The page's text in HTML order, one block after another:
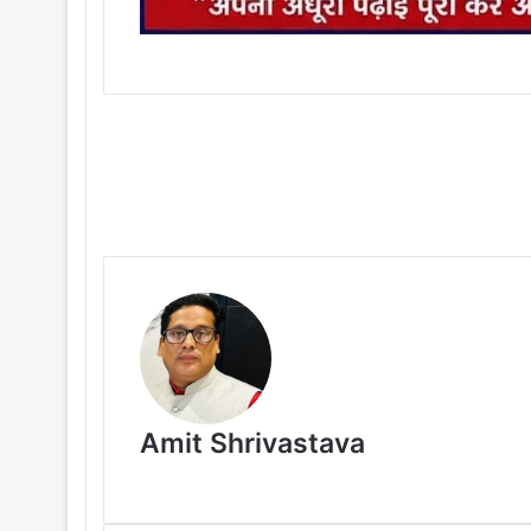
Amit Shrivastava